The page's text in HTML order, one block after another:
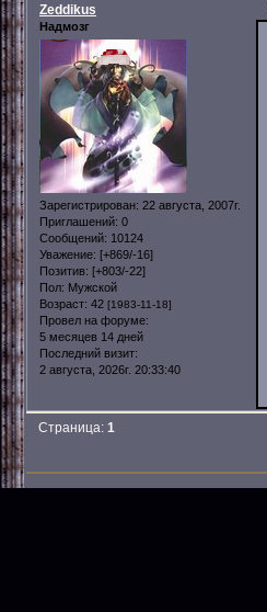
Zeddikus
Надмозг
Зарегистрирован: 22 августа, 2007г.
Приглашений: 0
Сообщений: 10124
Уважение: [+869/-16]
Позитив: [+803/-22]
Пол: Мужской
Возраст: 42 [1983-11-18]
Провел на форуме:
5 месяцев 14 дней
Последний визит:
2 августа, 2026г. 20:33:40
Страница:1